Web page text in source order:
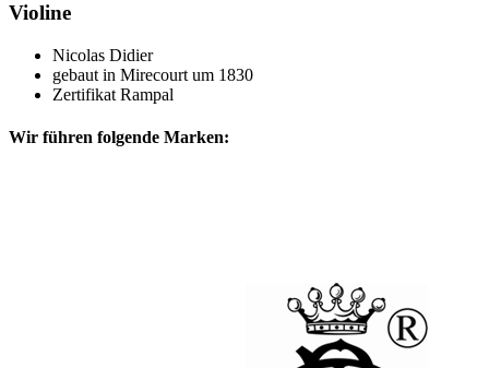
Violine
Nicolas Didier
gebaut in Mirecourt um 1830
Zertifikat Rampal
Wir führen folgende Marken: